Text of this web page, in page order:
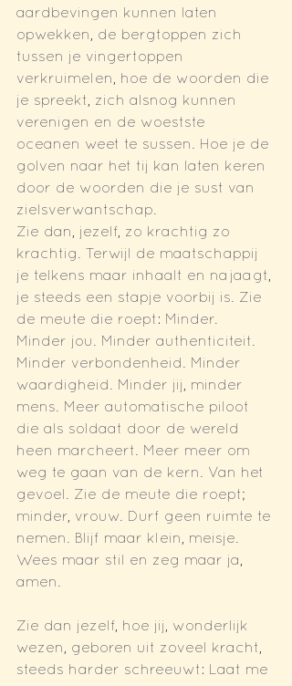
aardbevingen kunnen laten
opwekken, de bergtoppen zich
tussen je vingertoppen
verkruimelen, hoe de woorden die
je spreekt, zich alsnog kunnen
verenigen en de woestste
oceanen weet te sussen. Hoe je de
golven naar het tij kan laten keren
door de woorden die je sust van
zielsverwantschap.
Zie dan, jezelf, zo krachtig zo
krachtig. Terwijl de maatschappij
je telkens maar inhaalt en najaagt,
je steeds een stapje voorbij is. Zie
de meute die roept: Minder.
Minder jou. Minder authenticiteit.
Minder verbondenheid. Minder
waardigheid. Minder jij, minder
mens. Meer automatische piloot
die als soldaat door de wereld
heen marcheert. Meer meer om
weg te gaan van de kern. Van het
gevoel. Zie de meute die roept;
minder, vrouw. Durf geen ruimte te
nemen. Blijf maar klein, meisje.
Wees maar stil en zeg maar ja,
amen.
Zie dan jezelf, hoe jij, wonderlijk
wezen, geboren uit zoveel kracht,
steeds harder schreeuwt: Laat me